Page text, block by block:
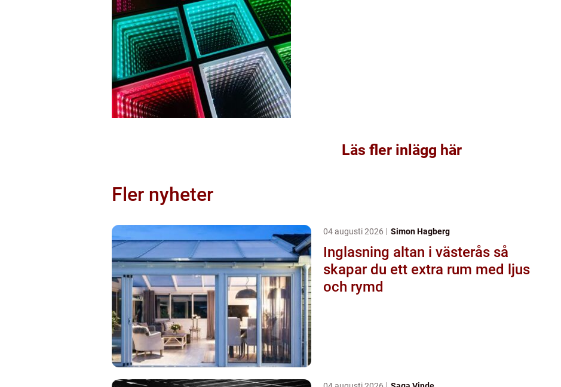
Läs fler inlägg här
Fler nyheter
04 augusti 2026 Simon Hagberg
Inglasning altan i västerås så
skapar du ett extra rum med ljus
och rymd